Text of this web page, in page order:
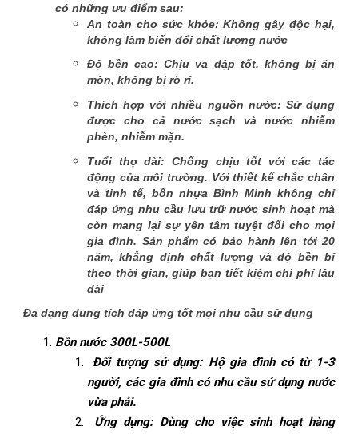
có những ưu điểm sau:
An toàn cho sức khỏe: Không gây độc hại,
không làm biến đổi chất lượng nước
Độ bền cao: Chịu va đập tốt, không bị ăn
mòn, không bị rò rỉ.
Thích hợp với nhiều nguồn nước: Sử dụng
được cho cả nước sạch và nước nhiễm
phèn, nhiễm mặn.
Tuổi thọ dài: Chống chịu tốt với các tác
động của môi trường. Với thiết kế chắc chân
và tinh tế, bồn nhựa Bình Minh không chỉ
đáp ứng nhu cầu lưu trữ nước sinh hoạt mà
còn mang lại sự yên tâm tuyệt đối cho mọi
gia đình. Sản phẩm có bảo hành lên tới 20
năm, khẳng định chất lượng và độ bền bỉ
theo thời gian, giúp bạn tiết kiệm chi phí lâu
dài
Đa dạng dung tích đáp ứng tốt mọi nhu cầu sử dụng
Bồn nước 300L-500L
Đối tượng sử dụng: Hộ gia đình có từ 1-3
người, các gia đình có nhu cầu sử dụng nước
vừa phải.
Ứng dụng: Dùng cho việc sinh hoạt hàng